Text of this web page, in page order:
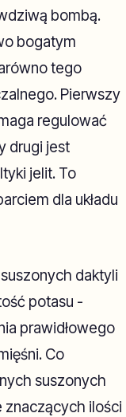
bombą.
bogatym
tego
Pierwszy
regulować
drugi jest
jelit. To
dla układu
daktyli
potasu -
prawidłowego
Co
suszonych
znaczących ilości